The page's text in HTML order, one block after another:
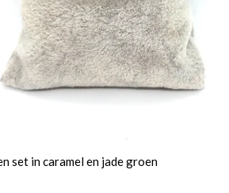
set in caramel en jade groen